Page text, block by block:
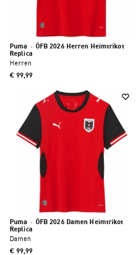
Puma · ÖFB 2026 Herren Heimtrikot
Replica
Herren
€ 99,99
Puma · ÖFB 2026 Damen Heimtrikot
Replica
Damen
€ 99,99